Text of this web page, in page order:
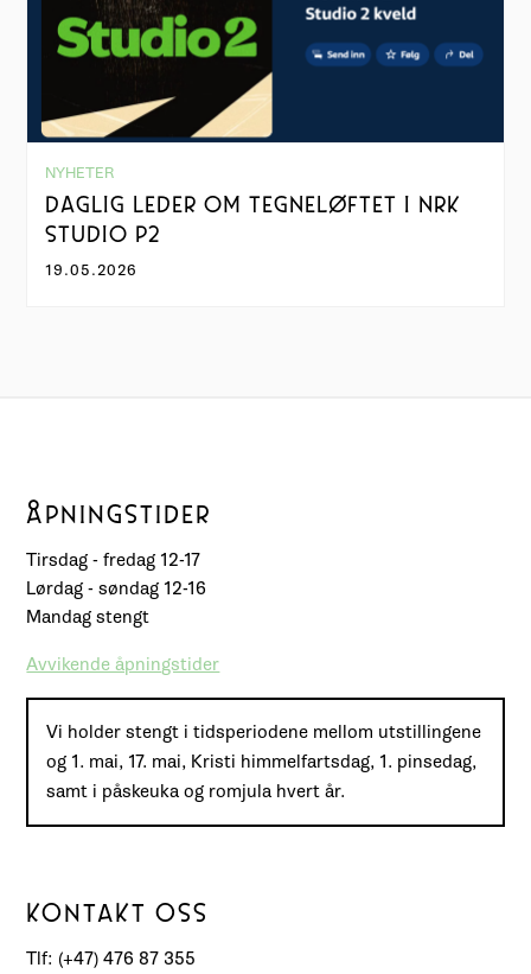
NYHETER
DAGLIG LEDER OM TEGNELØFTET I NRK
STUDIO P2
19.05.2026
ÅPNINGSTIDER
Tirsdag - fredag 12-17
Lørdag - søndag 12-16
Mandag stengt
Avvikende åpningstider
Vi holder stengt i tidsperiodene mellom utstillingene
og 1. mai, 17. mai, Kristi himmelfartsdag, 1. pinsedag,
samt i påskeuka og romjula hvert år.
KONTAKT OSS
Tlf: (+47) 476 87 355